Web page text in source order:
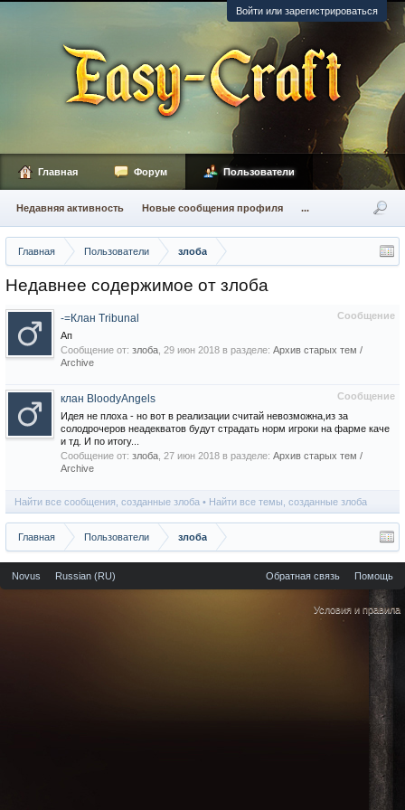
Войти или зарегистрироваться
Главная Пользователи злоба
Недавнее содержимое от злоба
Сообщение
-=Клан Tribunal
Ап
Сообщение от: злоба 29 июн 2018 в разделе: Архив старых тем /
Archive
Сообщение
клан BloodyAngels
Идея не плоха - но вот в реализации считай невозможна,из за
солодрочеров неадекватов будут страдать норм игроки на фарме каче
и тд. И по итогу...
Сообщение от: злоба 27 июн 2018 в разделе: Архив старых тем /
Archive
Найти все сообщения, созданные злоба Найти все темы, созданные злоба
Главная Пользователи злоба
Главная Форум Пользователи
Недавняя активность Новые сообщения профиля ...
Novus Russian (RU) Обратная связь Помощь
Условия и правила